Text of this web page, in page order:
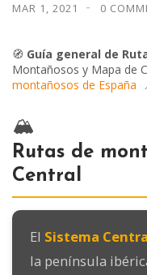
MAR 1, 2021 0
🧭 Guía general de
Montañosos y Mapa de
montañosos de España
🏔️
Rutas de
Central
El Sistema
la península